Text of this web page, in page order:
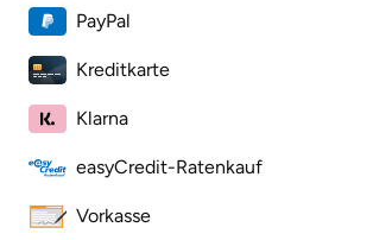
PayPal
Kreditkarte
Klarna
easyCredit-Ratenkauf
Vorkasse
Kiel
Koblenz
Kronach